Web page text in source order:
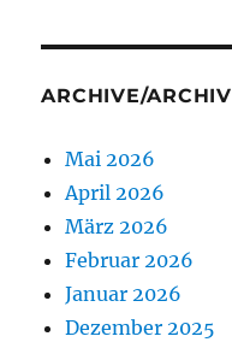
ARCHIVE/ARCHIV
Mai 2026
April 2026
März 2026
Februar 2026
Januar 2026
Dezember 2025